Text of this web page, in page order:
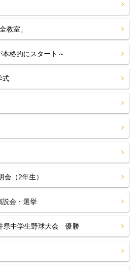
教室」
格的にスタート～
式
（2年生）
説会・選挙
県中学生野球大会 優勝